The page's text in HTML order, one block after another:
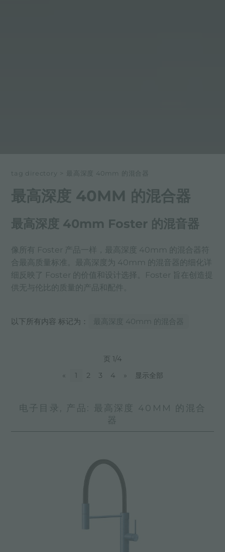
tag directory > 最高深度 40mm 的混合器
最高深度 40MM 的混合器
最高深度 40mm Foster 的混音器
像所有 Foster 产品一样，最高深度 40mm 的混合器符
合最高质量标准。最高深度为 40mm 的混音器的细化详
细反映了 Foster 的价值和设计选择。Foster 旨在创造提
供无与伦比的质量的产品和配件。
以下所有内容 标记为： 最高深度 40mm 的混合器
页 1/4
«
1 2 3 4 » 显示全部
电子目录, 产品: 最高深度 40MM 的混合
器